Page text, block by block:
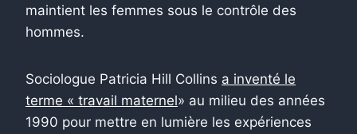
maintient les femmes sous le contrôle des
hommes.
Sociologue Patricia Hill Collins a inventé le
terme « travail maternel» au milieu des années
1990 pour mettre en lumière les expériences